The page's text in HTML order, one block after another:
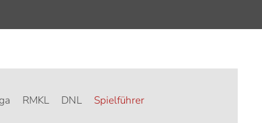
RMKL DNL Spielführer